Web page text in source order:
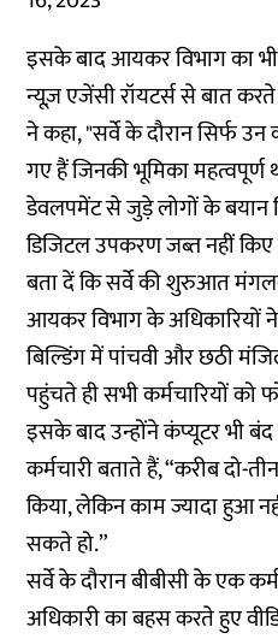
इसके बाद आयकर विभाग का
न्यूज़ एजेंसी रॉयटर्स से बात
ने कहा, "सर्वे के दौरान सिर्फ उन
गए हैं जिनकी भूमिका
डेवलपमेंट से जुड़े लोगों के बयान
डिजिटल उपकरण जब्त नहीं
बता दें कि सर्वे की शुरुआत
आयकर विभाग के अधिकारियों ने
बिल्डिंग में पांचवी और छठी
पहुंचते ही सभी कर्मचारियों
इसके बाद उन्होंने कंप्यूटर भी
कर्मचारी बताते हैं, “करीब दो-
किया, लेकिन काम ज्यादा हुआ
सकते हो.”
सर्वे के दौरान बीबीसी के एक
अधिकारी का बहस करते हुए